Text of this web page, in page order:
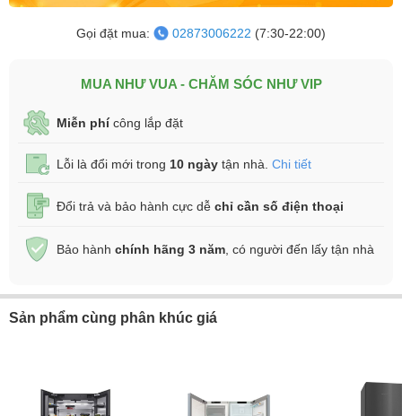
Gọi đặt mua: 02873006222 (7:30-22:00)
MUA NHƯ VUA - CHĂM SÓC NHƯ VIP
Miễn phícông lắp đặt
Lỗi là đổi mới trong 10 ngày tận nhà. Chi tiết
Đổi trả và bảo hành cực dễ chỉ cần số điện thoại
Bảo hành chính hãng 3 năm , có người đến lấy tận nhà
Sản phẩm cùng phân khúc giá